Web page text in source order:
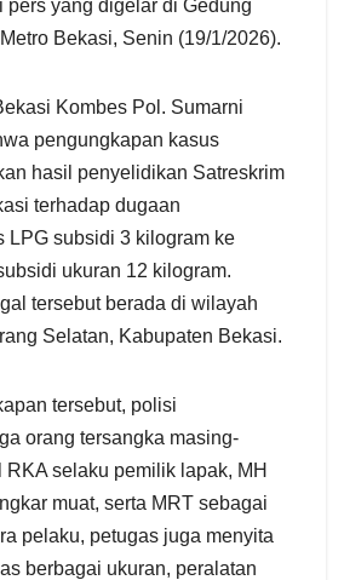
pers yang digelar di Gedung
Bekasi, Senin (19/1/2026).
Kombes Pol. Sumarni
pengungkapan kasus
hasil penyelidikan Satreskrim
terhadap dugaan
LPG subsidi 3 kilogram ke
ukuran 12 kilogram.
tersebut berada di wilayah
Selatan, Kabupaten Bekasi.
tersebut, polisi
orang tersangka masing-
selaku pemilik lapak, MH
muat, serta MRT sebagai
pelaku, petugas juga menyita
berbagai ukuran, peralatan